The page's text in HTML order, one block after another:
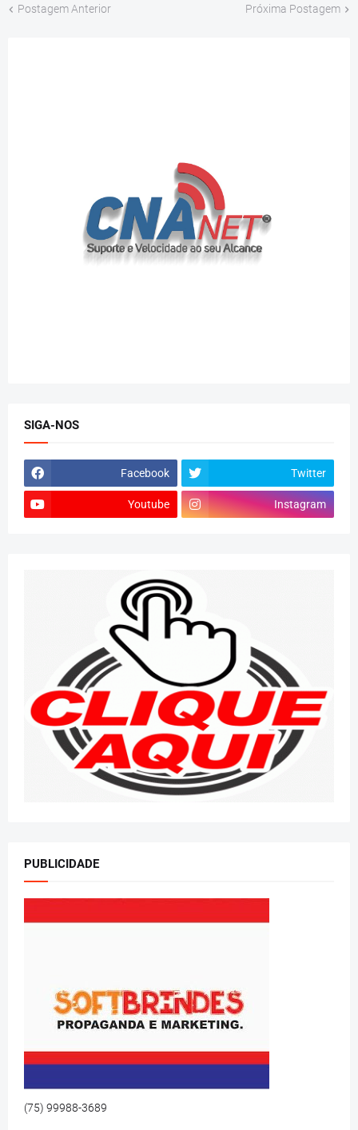
Postagem Anterior Próxima Postagem
SIGA-NOS
Facebook Twitter
Youtube Instagram
PUBLICIDADE
(75) 99988-3689